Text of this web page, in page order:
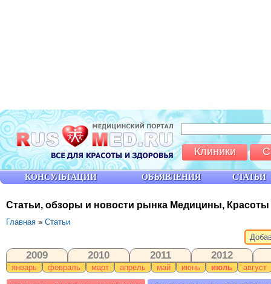
Статьи, обзоры и новости рынка Медицины,
Главная » Статьи
2009 2010 2011 2012
январь февраль март апрель май июнь июль август
КОНСУЛЬТАЦИИ ОБЪЯВЛЕНИЯ СТАТЬИ
Клиники